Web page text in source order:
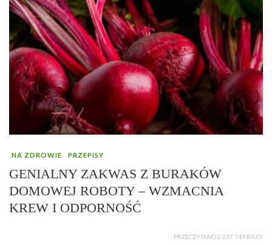
NA ZDROWIE PRZEPISY
GENIALNY ZAKWAS Z BURAKÓW
DOMOWEJ ROBOTY – WZMACNIA
KREW I ODPORNOŚĆ
PRZECZYTANO 2 237 749 RAZY